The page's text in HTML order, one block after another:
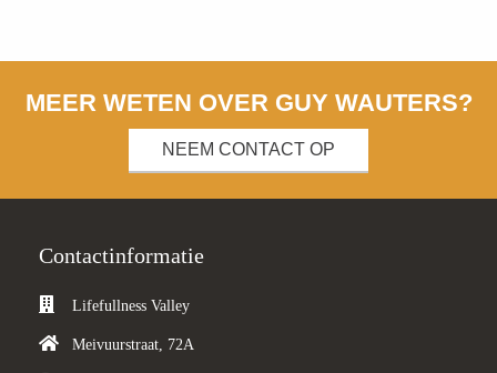
MEER WETEN OVER GUY WAUTERS?
NEEM CONTACT OP
Contactinformatie
Lifefullness Valley
Meivuurstraat, 72A